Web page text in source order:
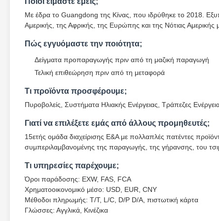
Με έδρα το Guangdong της Κίνας, που ιδρύθηκε το 2018.
Αμερικής, της Αφρικής, της Ευρώπης και της Νότιας
Πώς εγγυόμαστε την ποιότητα;
Δείγματα προπαραγωγής πριν από τη μαζική παραγωγή
Τελική επιθεώρηση πριν από τη μεταφορά
Τι προϊόντα προσφέρουμε;
Πυροβολείς, Συστήματα Ηλιακής Ενέργειας, Τράπεζες
Γιατί να επιλέξετε εμάς από άλλους προμηθευτές;
15ετής ομάδα διαχείρισης Ε&Α με πολλαπλές πατέντες
συμπεριλαμβανομένης της παραγωγής, της γήρανσης, του
Τι υπηρεσίες παρέχουμε;
Όροι παράδοσης: EXW, FAS, FCA
Χρηματοοικονομικό μέσο: USD, EUR, CNY
Μέθοδοι πληρωμής: T/T, L/C, D/P D/A, πιστωτική κάρτα
Γλώσσες: Αγγλικά, Κινέζικα